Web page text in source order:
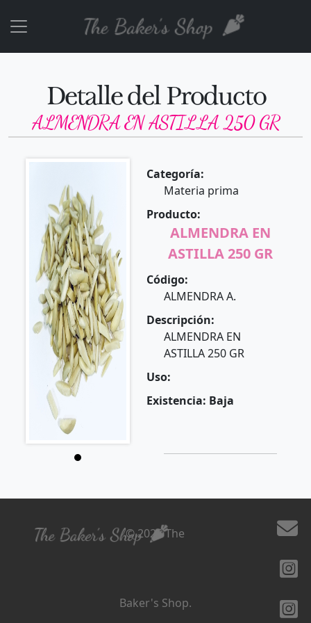
Detalle del Producto
ALMENDRA EN ASTILLA 250 GR
Categoría:
Materia prima
Producto:
ALMENDRA EN
ASTILLA 250 GR
Código:
ALMENDRA A.
Descripción:
ALMENDRA EN
ASTILLA 250 GR
Uso:
Existencia: Baja
© 2026 The
Baker's Shop.